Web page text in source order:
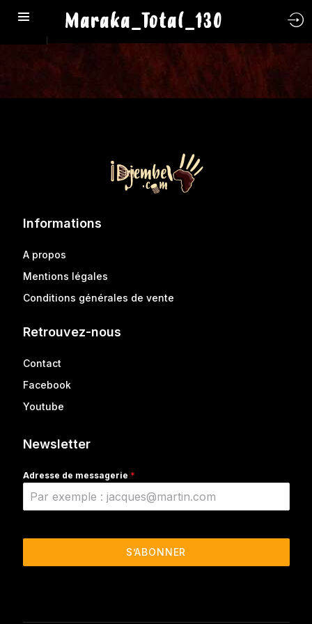
Maraka_Total_130
Informations
A propos
Mentions légales
Conditions générales de vente
Retrouvez-nous
Contact
Facebook
Youtube
Newsletter
Adresse de messagerie *
S’ABONNER